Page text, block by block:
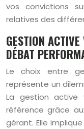
vos convictions
relatives des
GESTION
DÉBAT
Le choix entre
représente un
La gestion active
référence grâce
gérant. Elle